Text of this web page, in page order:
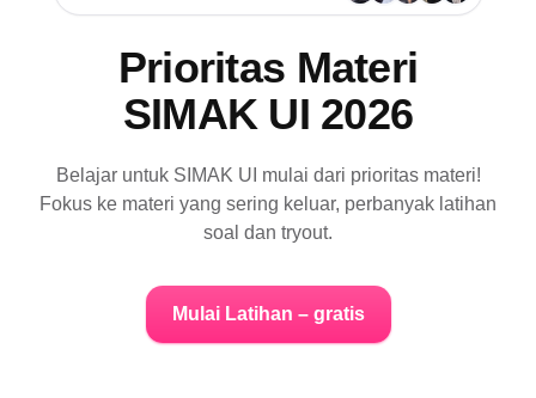
Prioritas Materi
SIMAK UI 2026
Belajar untuk SIMAK UI mulai dari prioritas materi!
Fokus ke materi yang sering keluar, perbanyak latihan
soal dan tryout.
Mulai Latihan – gratis